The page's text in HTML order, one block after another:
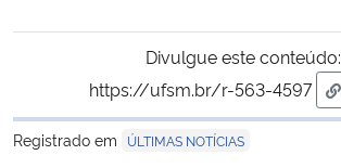
Divulgue este conteúdo:
https://ufsm.br/r-563-4597
Registrado em
ÚLTIMAS NOTÍCIAS